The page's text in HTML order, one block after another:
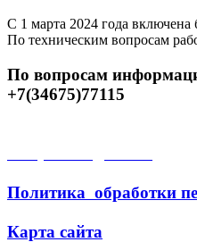
С 1 марта 2024 года
По техническим вопросам
По вопросам
+7(34675)77115
Политика обработки
Карта сайта